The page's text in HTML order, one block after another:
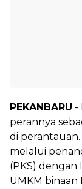
PEKANBARU -
perannya
di
melalui
(PKS) dengan
UMKM